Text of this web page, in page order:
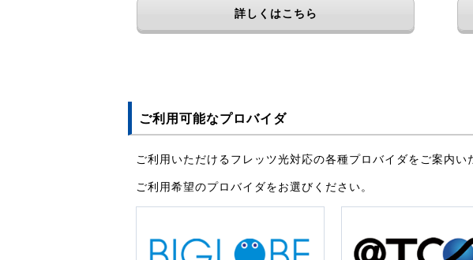
詳しくはこちら
ご利用可能なプロバイダ
ご利用いただけるフレッツ光対応の各種プロバイダをご案内い
ご利用希望のプロバイダをお選びください。